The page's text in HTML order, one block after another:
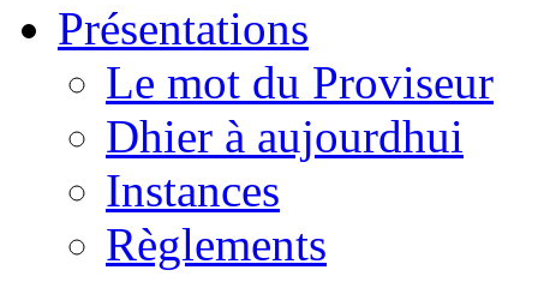
Présentations
Le mot du Proviseur
Dhier à aujourdhui
Instances
Règlements